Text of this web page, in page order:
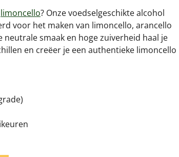
limoncello? Onze voedselgeschikte alcohol
voor het maken van limoncello, arancello
neutrale smaak en hoge zuiverheid haal je
en creëer je een authentieke limoncello